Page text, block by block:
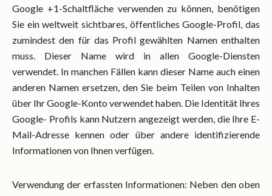
Google +1-Schaltfläche verwenden zu können, benötigen
Sie ein weltweit sichtbares, öffentliches Google-Profil, das
zumindest den für das Profil gewählten Namen enthalten
muss. Dieser Name wird in allen Google-Diensten
verwendet. In manchen Fällen kann dieser Name auch einen
anderen Namen ersetzen, den Sie beim Teilen von Inhalten
über Ihr Google-Konto verwendet haben. Die Identität Ihres
Google- Profils kann Nutzern angezeigt werden, die Ihre E-
Mail-Adresse kennen oder über andere identifizierende
Informationen von Ihnen verfügen.
Verwendung der erfassten Informationen: Neben den oben